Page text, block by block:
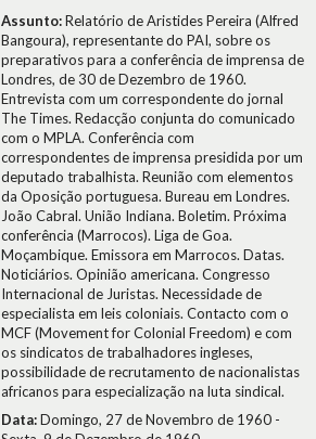
Assunto:Relatório de Aristides Pereira (Alfred
Bangoura), representante do PAI, sobre os
preparativos para a conferência de imprensa de
Londres, de 30 de Dezembro de 1960.
Entrevista com um correspondente do jornal
The Times. Redacção conjunta do comunicado
com o MPLA. Conferência com
correspondentes de imprensa presidida por um
deputado trabalhista. Reunião com elementos
da Oposição portuguesa. Bureau em Londres.
João Cabral. União Indiana. Boletim. Próxima
conferência (Marrocos). Liga de Goa.
Moçambique. Emissora em Marrocos. Datas.
Noticiários. Opinião americana. Congresso
Internacional de Juristas. Necessidade de
especialista em leis coloniais. Contacto com o
MCF (Movement for Colonial Freedom) e com
os sindicatos de trabalhadores ingleses,
possibilidade de recrutamento de nacionalistas
africanos para especialização na luta sindical.
Data:Domingo, 27 de Novembro de 1960 -